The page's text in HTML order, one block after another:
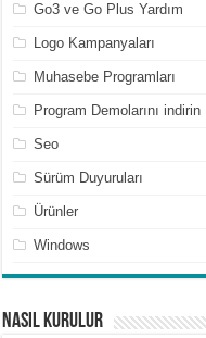
Go3 ve Go Plus Yardım
Logo Kampanyaları
Muhasebe Programları
Program Demolarını indirin
Seo
Sürüm Duyuruları
Ürünler
Windows
Nasıl Kurulur